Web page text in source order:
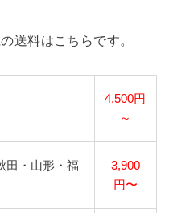
送料はこちらです。
4,500円
～
田・山形・福
3,900
円〜